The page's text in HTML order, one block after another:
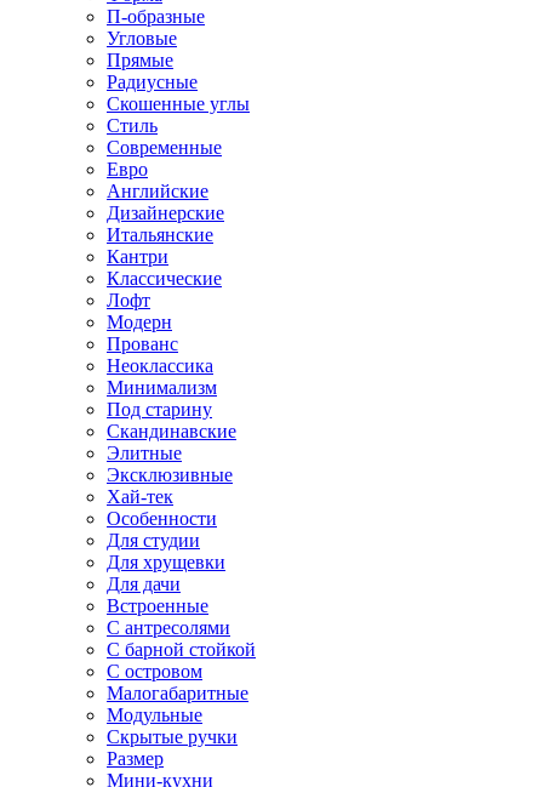
П-образные
Угловые
Прямые
Радиусные
Скошенные углы
Стиль
Современные
Евро
Английские
Дизайнерские
Итальянские
Кантри
Классические
Лофт
Модерн
Прованс
Неоклассика
Минимализм
Под старину
Скандинавские
Элитные
Эксклюзивные
Хай-тек
Особенности
Для студии
Для хрущевки
Для дачи
Встроенные
С антресолями
С барной стойкой
С островом
Малогабаритные
Модульные
Скрытые ручки
Размер
Мини-кухни